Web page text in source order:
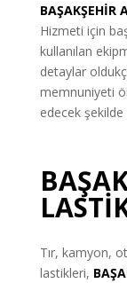
BAŞAKŞEHİR
Hizmeti için
kullanılan
detaylar
memnuniyeti
edecek
Tır, kamyon,
lastikleri,